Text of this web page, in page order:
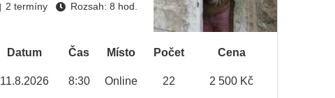
2 termíny Rozsah: 8 hod.
Datum Čas Místo Počet Cena
11.8.2026 8:30 Online 22 2 500 Kč